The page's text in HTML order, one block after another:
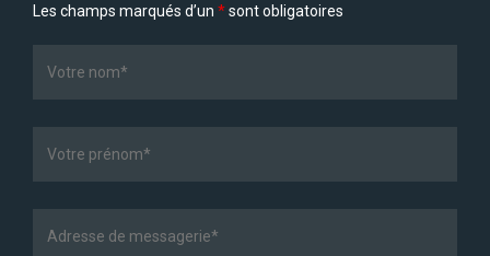
Les champs marqués d’un *sont obligatoires